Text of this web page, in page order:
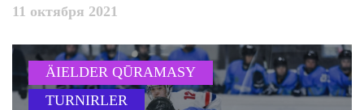
11 октября 2021
ÄIELDER QŪRAMASY
TURNIRLER